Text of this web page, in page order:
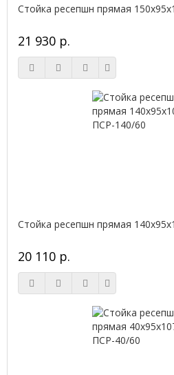
Стойка ресепшн прямая
21 930 р.
Стойка ресепшн прямая
20 110 р.